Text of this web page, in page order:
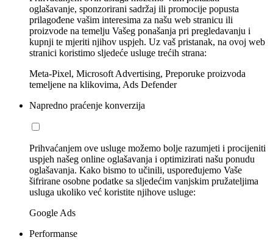
oglašavanje, sponzorirani sadržaj ili promocije popusta
prilagođene vašim interesima za našu web stranicu ili
proizvode na temelju Vašeg ponašanja pri pregledavanju i
kupnji te mjeriti njihov uspjeh. Uz vaš pristanak, na ovoj web
stranici koristimo sljedeće usluge trećih strana:
Meta-Pixel, Microsoft Advertising, Preporuke proizvoda
temeljene na klikovima, Ads Defender
Napredno praćenje konverzija
Prihvaćanjem ove usluge možemo bolje razumjeti i procijeniti
uspjeh našeg online oglašavanja i optimizirati našu ponudu
oglašavanja. Kako bismo to učinili, uspoređujemo Vaše
šifrirane osobne podatke sa sljedećim vanjskim pružateljima
usluga ukoliko već koristite njihove usluge:
Google Ads
Performanse